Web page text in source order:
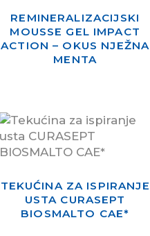
REMINERALIZACIJSKI
MOUSSE GEL IMPACT
ACTION – OKUS NJEŽNA
MENTA
TEKUĆINA ZA ISPIRANJE
USTA CURASEPT
BIOSMALTO CAE*